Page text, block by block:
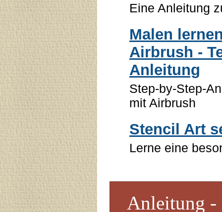
Eine Anleitung
Malen
Airbrush -
Anleitung
Step-by-Step-
mit Airbrush
Stencil Art
Lerne eine
Anleitung -